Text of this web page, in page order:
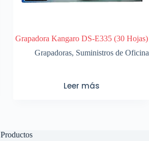
Grapadora Kangaro DS-E335 (30 Hojas)
Grapadoras, Suministros de Oficina
Leer más
Productos